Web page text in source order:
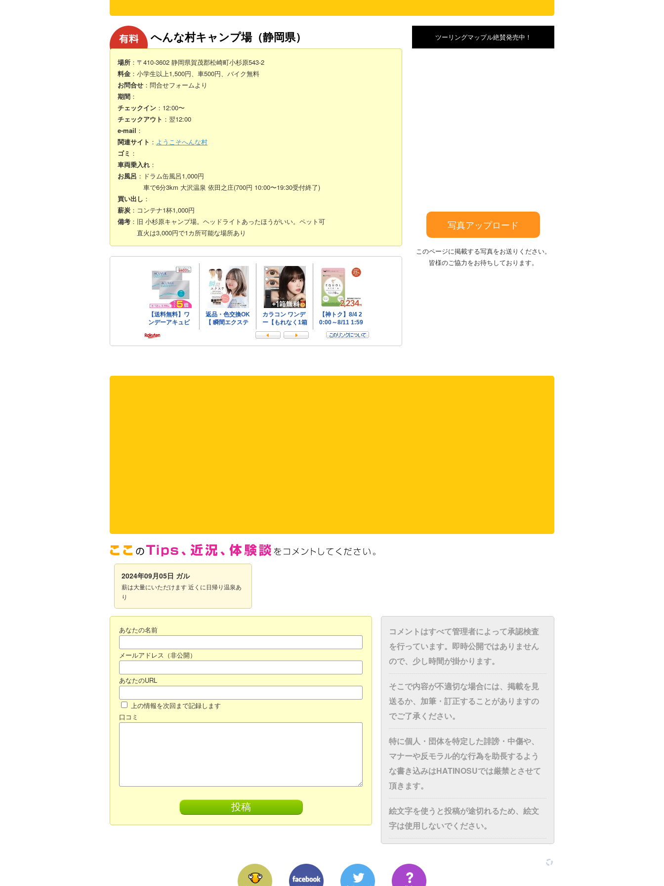
へんな村キャンプ場（静岡県）
場所 ：〒410-3602 静岡県賀茂郡松崎町小杉原543-2
料金 ：小学生以上1,500円、車500円、バイク無料
お問合せ ：問合せフォームより
期間 ：
チェックイン ：12:00〜
チェックアウト ：翌12:00
e-mail ：
関連サイト ： ようこそへんな村
ゴミ ：
車両乗入れ ：
お風呂 ：ドラム缶風呂1,000円
車で6分3km 大沢温泉 依田之庄(700円 10:00〜19:30受付終了)
買い出し ：
薪炭 ：コンテナ1杯1,000円
備考 ：旧 小杉原キャンプ場。ヘッドライトあったほうがいい。ペット可
直火は3,000円で1カ所可能な場所あり
ツーリングマップル絶賛発売中！
写真アップロード
このページに掲載する写真をお送りください。
皆様のご協力をお待ちしております。
2024年09月05日 ガル
薪は大量にいただけます 近くに日帰り温泉あ
り
コメントはすべて管理者によって承認検査
を行っています。即時公開ではありません
ので、少し時間が掛かります。
そこで内容が不適切な場合には、掲載を見
送るか、加筆・訂正することがありますの
でご了承ください。
特に個人・団体を特定した誹謗・中傷や、
マナーや反モラル的な行為を助長するよう
な書き込みはHATINOSUでは厳禁とさせて
頂きます。
絵文字を使うと投稿が途切れるため、絵文
字は使用しないでください。
あなたの名前
メールアドレス（非公開）
あなたのURL
上の情報を次回まで記録します
口コミ